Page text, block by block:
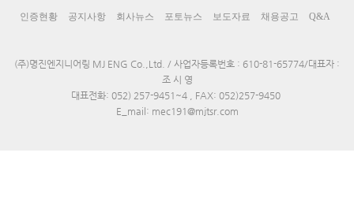
인증현황 공지사항 회사뉴스 포토뉴스 보도자료 채용공고 Q&A
(주)명진엔지니어링 MJ ENG Co.,Ltd. / 사업자등록번호 : 610-81-65774/대표자 :
조 시 영
대표전화: 052) 257-9451~4 , FAX: 052)257-9450
E_mail: mec191@mjtsr.com